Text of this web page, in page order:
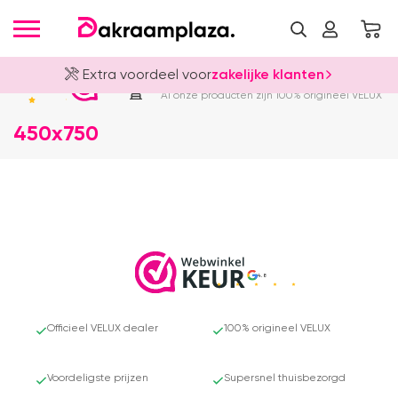
Extra voordeel voorzakelijke klanten
Officieel VELUX Dealer
Al onze producten zijn 100% origineel VELUX
450x750
4.8
Officieel VELUX dealer 100% origineel VELUX
Voordeligste prijzen Supersnel thuisbezorgd